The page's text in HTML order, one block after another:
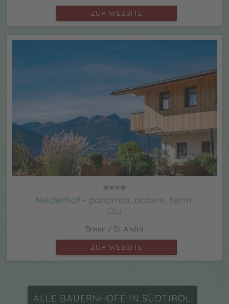
ZUR WEBSITE
Niederhof - panorma. nature. farm.
CIN +
Brixen / St. Andrä
ZUR WEBSITE
ALLE BAUERNHÖFE IN SÜDTIROL